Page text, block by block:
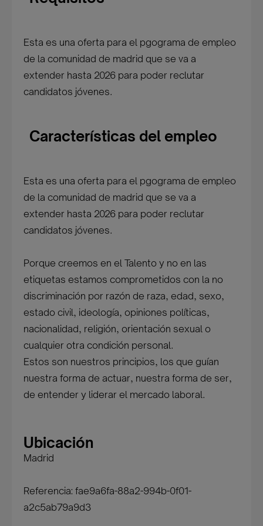
Esta es una oferta para el pgograma de empleo
de la comunidad de madrid que se va a
extender hasta 2026 para poder reclutar
candidatos jóvenes.
Características del empleo
Esta es una oferta para el pgograma de empleo
de la comunidad de madrid que se va a
extender hasta 2026 para poder reclutar
candidatos jóvenes.
Porque creemos en el Talento y no en las
etiquetas estamos comprometidos con la no
discriminación por razón de raza, edad, sexo,
estado civil, ideología, opiniones políticas,
nacionalidad, religión, orientación sexual o
cualquier otra condición personal.
Estos son nuestros principios, los que guían
nuestra forma de actuar, nuestra forma de ser,
de entender y liderar el mercado laboral.
Ubicación
Madrid
Referencia: fae9a6fa-88a2-994b-0f01-
a2c5ab79a9d3